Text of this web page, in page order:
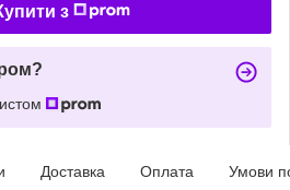
з
Доставка Оплата Умови